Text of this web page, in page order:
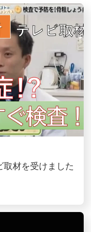
取材を受けました